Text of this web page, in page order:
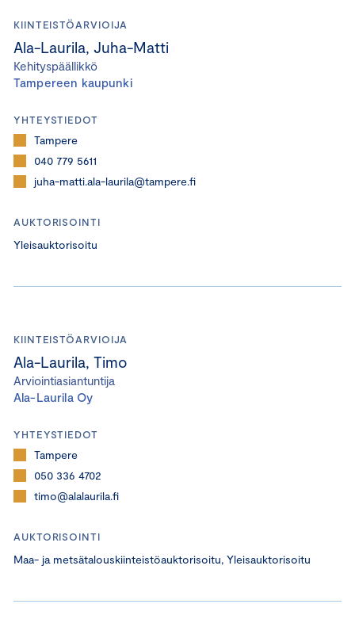
KIINTEISTÖARVIOIJA
Ala-Laurila, Juha-Matti
Kehityspäällikkö
Tampereen kaupunki
YHTEYSTIEDOT
Tampere
040 779 5611
juha-matti.ala-laurila@tampere.fi
AUKTORISOINTI
Yleisauktorisoitu
KIINTEISTÖARVIOIJA
Ala-Laurila, Timo
Arviointiasiantuntija
Ala-Laurila Oy
YHTEYSTIEDOT
Tampere
050 336 4702
timo@alalaurila.fi
AUKTORISOINTI
Maa- ja metsätalouskiinteistöauktorisoitu, Yleisauktorisoitu